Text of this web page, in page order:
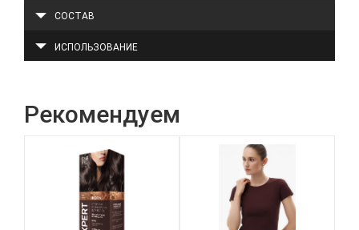
СОСТАВ
ИСПОЛЬЗОВАНИЕ
Рекомендуем